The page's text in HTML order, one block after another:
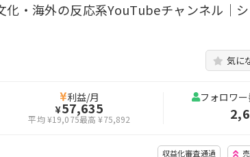
化・海外の反応系YouTubeチャンネル｜
気に
利益/月
¥57,635
平均 ¥19,075最高 ¥75,892
フォロワ
収益化審査通過